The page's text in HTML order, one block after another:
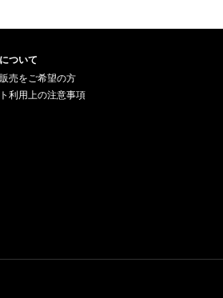
ついて
売をご希望の方
利用上の注意事項